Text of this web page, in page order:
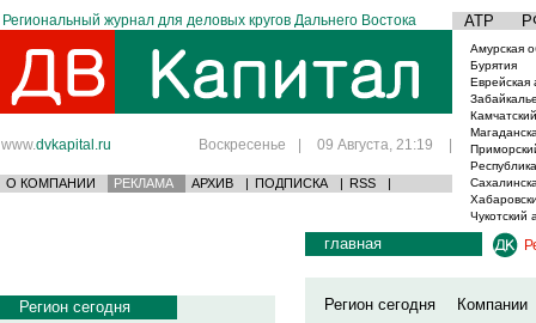
Региональный журнал для деловых кругов Дальнего Востока АТР
www.dvkapital.ru Воскресенье | 09 Августа, 21:19 |
О КОМПАНИИ РЕКЛАМА АРХИВ | ПОДПИСКА | RSS |
Амурская
Бурятия
Еврейская
Чукотский
Регион сегодня
главная
Регион сегодня
Компании